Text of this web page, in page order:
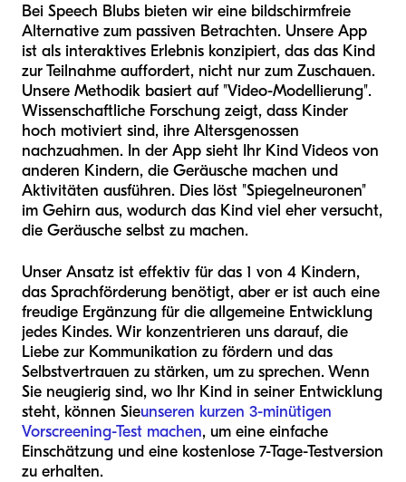
Bei Speech Blubs bieten wir eine bildschirmfreie
Alternative zum passiven Betrachten. Unsere App
ist als interaktives Erlebnis konzipiert, das das Kind
zur Teilnahme auffordert, nicht nur zum Zuschauen.
Unsere Methodik basiert auf "Video-Modellierung".
Wissenschaftliche Forschung zeigt, dass Kinder
hoch motiviert sind, ihre Altersgenossen
nachzuahmen. In der App sieht Ihr Kind Videos von
anderen Kindern, die Geräusche machen und
Aktivitäten ausführen. Dies löst "Spiegelneuronen"
im Gehirn aus, wodurch das Kind viel eher versucht,
die Geräusche selbst zu machen.
Unser Ansatz ist effektiv für das 1 von 4 Kindern,
das Sprachförderung benötigt, aber er ist auch eine
freudige Ergänzung für die allgemeine Entwicklung
jedes Kindes. Wir konzentrieren uns darauf, die
Liebe zur Kommunikation zu fördern und das
Selbstvertrauen zu stärken, um zu sprechen. Wenn
Sie neugierig sind, wo Ihr Kind in seiner Entwicklung
steht, können Sieunseren kurzen 3-minütigen
Vorscreening-Test machen, um eine einfache
Einschätzung und eine kostenlose 7-Tage-Testversion
zu erhalten.